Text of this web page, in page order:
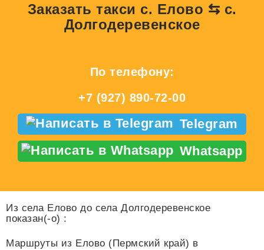
Заказать такси с. Елово ⇆ с.
Долгодеревенское
По телефону:
+7 (927) 890-72-00
Telegram
Whatsapp
Из села Елово до села Долгодеревенское
показан(-о) :
Маршруты из Елово (Пермский край) в